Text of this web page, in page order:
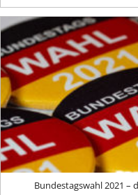
Bundestagswahl 2021 –